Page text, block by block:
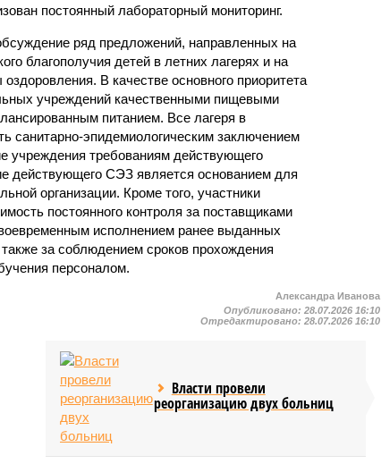
постоянный лабораторный мониторинг.
ряд предложений, направленных на
благополучия детей в летних лагерях и на
В качестве основного приоритета
учреждений качественными пищевыми
питанием. Все лагеря в
санитарно-эпидемиологическим заключением
учреждения требованиям действующего
действующего СЭЗ является основанием для
организации. Кроме того, участники
постоянного контроля за поставщиками
исполнением ранее выданных
за соблюдением сроков прохождения
персоналом.
Александра Иванова
Опубликовано:28.07.2026 16:10
Отредактировано:28.07.2026 16:10
Власти провели
реорганизацию двух больниц